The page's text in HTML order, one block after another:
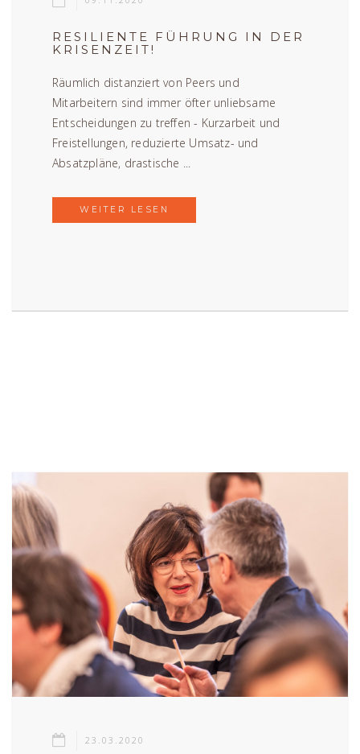
RESILIENTE FÜHRUNG IN DER
KRISENZEIT!
Räumlich distanziert von Peers und
Mitarbeitern sind immer öfter unliebsame
Entscheidungen zu treffen - Kurzarbeit und
Freistellungen, reduzierte Umsatz- und
Absatzpläne, drastische ...
WEITER LESEN
23.03.2020